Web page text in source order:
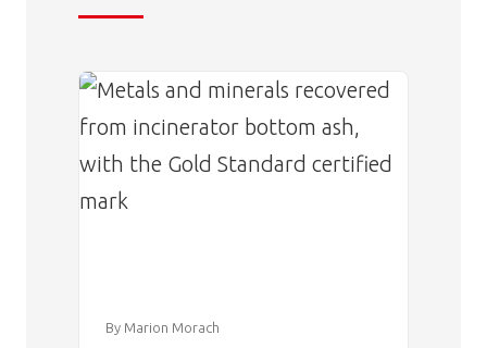
Image
By Marion Morach